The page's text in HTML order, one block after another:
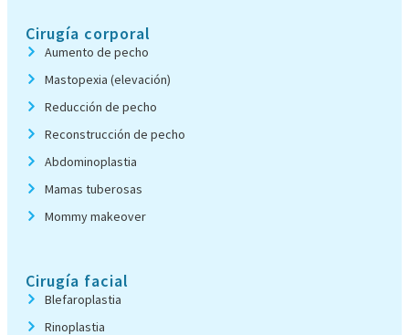
Cirugía corporal
Aumento de pecho
Mastopexia (elevación)
Reducción de pecho
Reconstrucción de pecho
Abdominoplastia
Mamas tuberosas
Mommy makeover
Cirugía facial
Blefaroplastia
Rinoplastia